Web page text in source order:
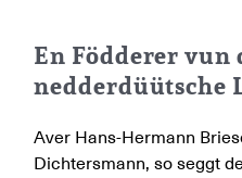
En Födderer vun
nedderdüütsche
Aver Hans-Hermann
Dichtersmann, so seggt